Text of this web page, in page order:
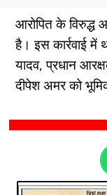
आरोपित के विरुद्ध
है। इस कार्रवाई में
यादव, प्रधान
दीपेश अमर को